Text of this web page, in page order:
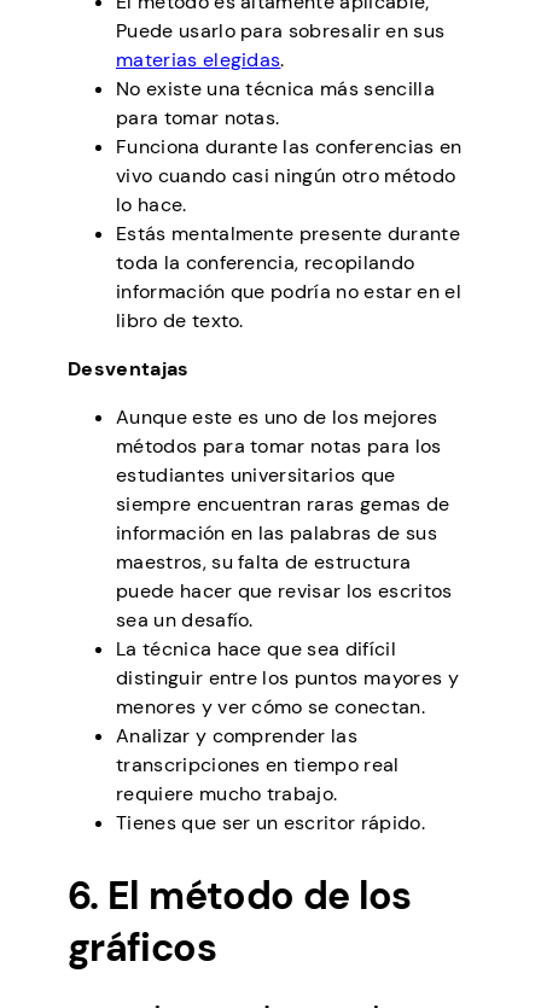
Puede usarlo para sobresalir en sus
materias elegidas.
No existe una técnica más sencilla
para tomar notas.
Funciona durante las conferencias en
vivo cuando casi ningún otro método
lo hace.
Estás mentalmente presente durante
toda la conferencia, recopilando
información que podría no estar en el
libro de texto.
Desventajas
Aunque este es uno de los mejores
métodos para tomar notas para los
estudiantes universitarios que
siempre encuentran raras gemas de
información en las palabras de sus
maestros, su falta de estructura
puede hacer que revisar los escritos
sea un desafío.
La técnica hace que sea difícil
distinguir entre los puntos mayores y
menores y ver cómo se conectan.
Analizar y comprender las
transcripciones en tiempo real
requiere mucho trabajo.
Tienes que ser un escritor rápido.
6. El método de los
gráficos